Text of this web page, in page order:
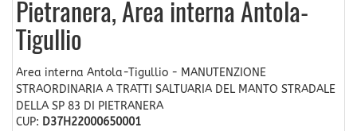
Pietranera, Area interna Antola-
Tigullio
Area interna Antola-Tigullio - MANUTENZIONE
STRAORDINARIA A TRATTI SALTUARIA DEL MANTO STRADALE
DELLA SP 83 DI PIETRANERA
CUP: D37H22000650001